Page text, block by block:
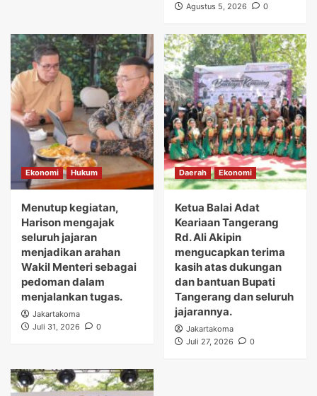
Agustus 5, 2026
0
Ekonomi Hukum
Menutup kegiatan,
Harison mengajak
seluruh jajaran
menjadikan arahan
Wakil Menteri sebagai
pedoman dalam
menjalankan tugas.
Jakartakoma
Juli 31, 2026
0
Daerah Ekonomi
Ketua Balai Adat
Keariaan Tangerang
Rd. Ali Akipin
mengucapkan terima
kasih atas dukungan
dan bantuan Bupati
Tangerang dan seluruh
jajarannya.
Jakartakoma
Juli 27, 2026
0